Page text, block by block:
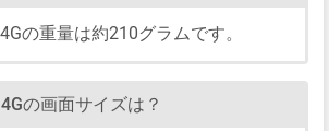
の重量は約210グラムです。
の画面サイズは？